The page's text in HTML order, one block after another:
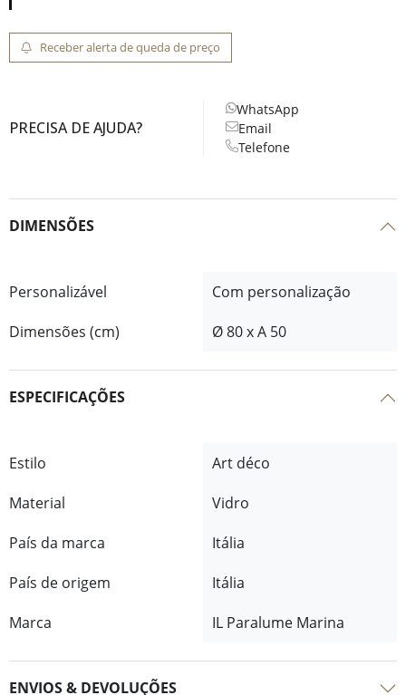
Receber alerta de queda de preço
PRECISA DE AJUDA?
WhatsApp
Email
Telefone
DIMENSÕES
Personalizável
Com personalização
Dimensões (cm)
Ø 80 x A 50
ESPECIFICAÇÕES
Estilo
Art déco
Material
Vidro
País da marca
Itália
País de origem
Itália
Marca
IL Paralume Marina
ENVIOS & DEVOLUÇÕES